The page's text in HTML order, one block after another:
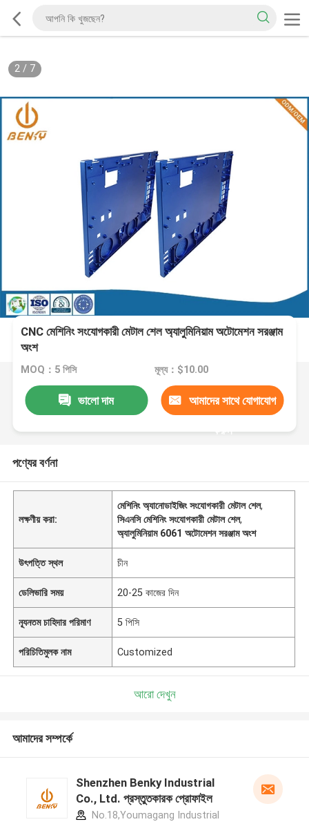
2/ 7
CNC মেশিনিং সংযোগকারী মেটাল শেল অ্যালুমিনিয়াম অটোমেশন সরঞ্জাম
অংশ
MOQ：5 পিসি মূল্য：$10.00
ভালো দাম আমাদের সাথে যোগাযোগ
করুন
পণ্যের বর্ণনা
লক্ষণীয় করা:
মেশিনিং অ্যানোডাইজিং সংযোগকারী মেটাল শেল,
সিএনসি মেশিনিং সংযোগকারী মেটাল শেল,
অ্যালুমিনিয়াম 6061 অটোমেশন সরঞ্জাম অংশ
উৎপত্তি স্থল চীন
ডেলিভারি সময় 20-25 কাজের দিন
ন্যূনতম চাহিদার পরিমাণ 5 পিসি
পরিচিতিমুলক নাম Customized
আরো দেখুন
আমাদের সম্পর্কে
Shenzhen Benky Industrial
Co., Ltd. প্রস্তুতকারক প্রোফাইল
No.18,Youmagang Industrial